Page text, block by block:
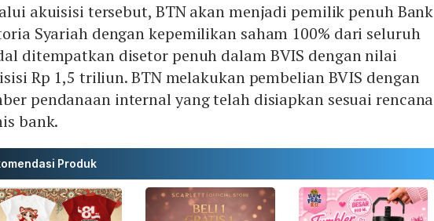
akuisisi tersebut, BTN akan menjadi pemilik penuh Bank
Syariah dengan kepemilikan saham 100% dari seluruh
ditempatkan disetor penuh dalam BVIS dengan nilai
Rp 1,5 triliun. BTN melakukan pembelian BVIS dengan
pendanaan internal yang telah disiapkan sesuai rencana
bank.
Produk